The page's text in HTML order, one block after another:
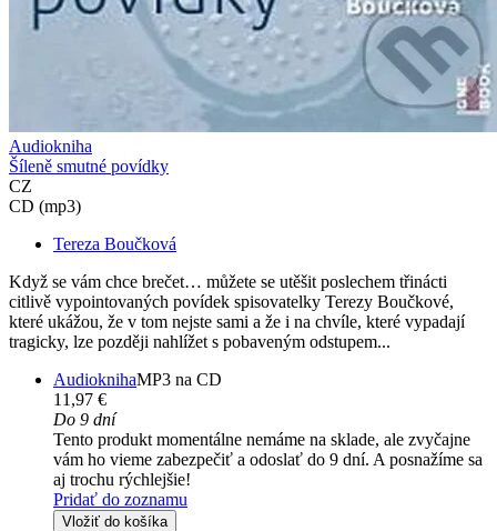
Audiokniha
Šíleně smutné povídky
CZ
CD (mp3)
Tereza Boučková
Když se vám chce brečet… můžete se utěšit poslechem třinácti
citlivě vypointovaných povídek spisovatelky Terezy Boučkové,
které ukážou, že v tom nejste sami a že i na chvíle, které vypadají
tragicky, lze později nahlížet s pobaveným odstupem...
AudioknihaMP3 na CD
11,97 €
Do 9 dní
Tento produkt momentálne nemáme na sklade, ale zvyčajne
vám ho vieme zabezpečiť a odoslať do 9 dní. A posnažíme sa
aj trochu rýchlejšie!
Pridať do zoznamu
Vložiť do košíka